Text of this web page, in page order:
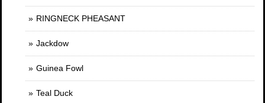
RINGNECK PHEASANT
Jackdow
Guinea Fowl
Teal Duck